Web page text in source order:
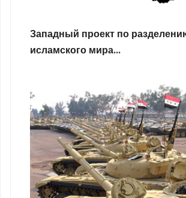
Западный проект по
исламского мира...